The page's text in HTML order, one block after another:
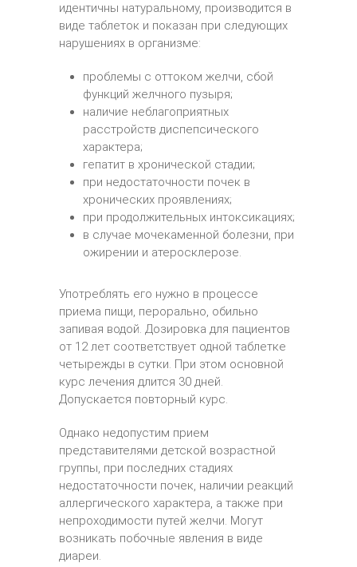
идентичны натуральному, производится в
виде таблеток и показан при следующих
нарушениях в организме:
проблемы с оттоком желчи, сбой
функций желчного пузыря;
наличие неблагоприятных
расстройств диспепсического
характера;
гепатит в хронической стадии;
при недостаточности почек в
хронических проявлениях;
при продолжительных интоксикациях;
в случае мочекаменной болезни, при
ожирении и атеросклерозе.
Употреблять его нужно в процессе
приема пищи, перорально, обильно
запивая водой. Дозировка для пациентов
от 12 лет соответствует одной таблетке
четырежды в сутки. При этом основной
курс лечения длится 30 дней.
Допускается повторный курс.
Однако недопустим прием
представителями детской возрастной
группы, при последних стадиях
недостаточности почек, наличии реакций
аллергического характера, а также при
непроходимости путей желчи. Могут
возникать побочные явления в виде
диареи.